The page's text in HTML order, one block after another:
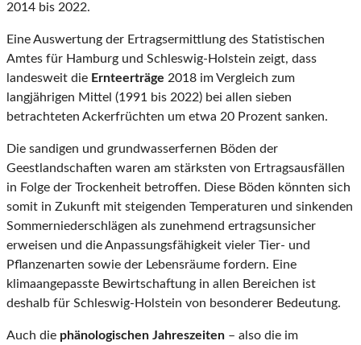
2014 bis 2022.
Eine Auswertung der Ertragsermittlung des Statistischen
Amtes für Hamburg und Schleswig-Holstein zeigt, dass
landesweit die Ernteerträge 2018 im Vergleich zum
langjährigen Mittel (1991 bis 2022) bei allen sieben
betrachteten Ackerfrüchten um etwa 20 Prozent sanken.
Die sandigen und grundwasserfernen Böden der
Geestlandschaften waren am stärksten von Ertragsausfällen
in Folge der Trockenheit betroffen. Diese Böden könnten sich
somit in Zukunft mit steigenden Temperaturen und sinkenden
Sommerniederschlägen als zunehmend ertragsunsicher
erweisen und die Anpassungsfähigkeit vieler Tier- und
Pflanzenarten sowie der Lebensräume fordern. Eine
klimaangepasste Bewirtschaftung in allen Bereichen ist
deshalb für Schleswig-Holstein von besonderer Bedeutung.
Auch die phänologischen Jahreszeiten – also die im